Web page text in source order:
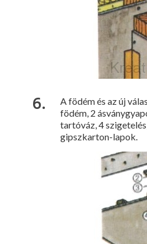
A födém és az új
födém, 2
tartóváz, 4
gipszkarton-lapok.